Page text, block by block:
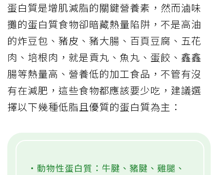
蛋白質是增肌減脂的關鍵營養素，然而滷味
攤的蛋白質食物卻暗藏熱量陷阱，不是高油
的炸豆包、豬皮、豬大腸、百頁豆腐、五花
肉、培根肉，就是貢丸、魚丸、蛋餃、鑫鑫
腸等熱量高、營養低的加工食品，不管有沒
有在減肥，這些食物都應該要少吃，建議選
擇以下幾種低脂且優質的蛋白質為主：
‧動物性蛋白質：牛腱、豬腱、雞腿、